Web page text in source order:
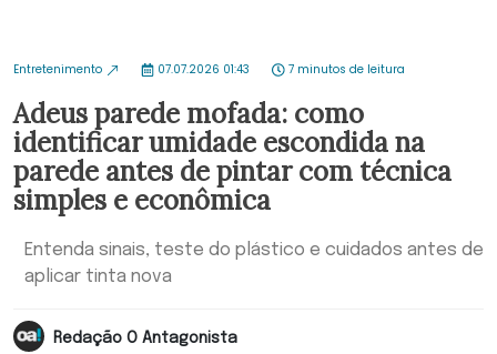
Entretenimento 07.07.2026 01:43 7 minutos de leitura
Adeus parede mofada: como
identificar umidade escondida na
parede antes de pintar com técnica
simples e econômica
Entenda sinais, teste do plástico e cuidados antes de
aplicar tinta nova
Redação O Antagonista